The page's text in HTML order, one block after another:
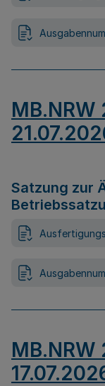
Satzung zur
MB.NRW